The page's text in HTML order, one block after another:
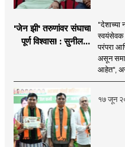
'जेन झी' तरुणांवर संघाचा
पूर्ण विश्वास! : सुनील
"देशाच्या
परंपरा
असून
आहेत", असे
१७ जून